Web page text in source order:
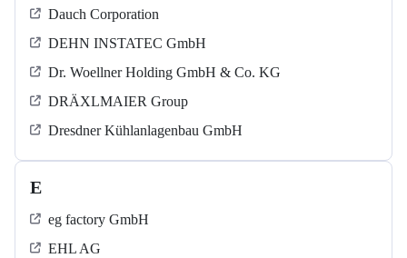
Dauch Corporation
DEHN INSTATEC GmbH
Dr. Woellner Holding GmbH & Co. KG
DRÄXLMAIER Group
Dresdner Kühlanlagenbau GmbH
E
eg factory GmbH
EHL AG